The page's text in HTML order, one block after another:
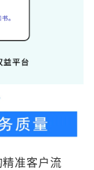
准客户流